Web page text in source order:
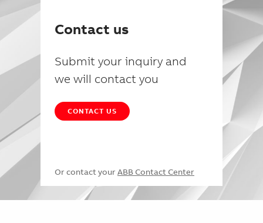
Contact us
Submit your inquiry and
we will contact you
CONTACT US
Or contact your ABB Contact Center